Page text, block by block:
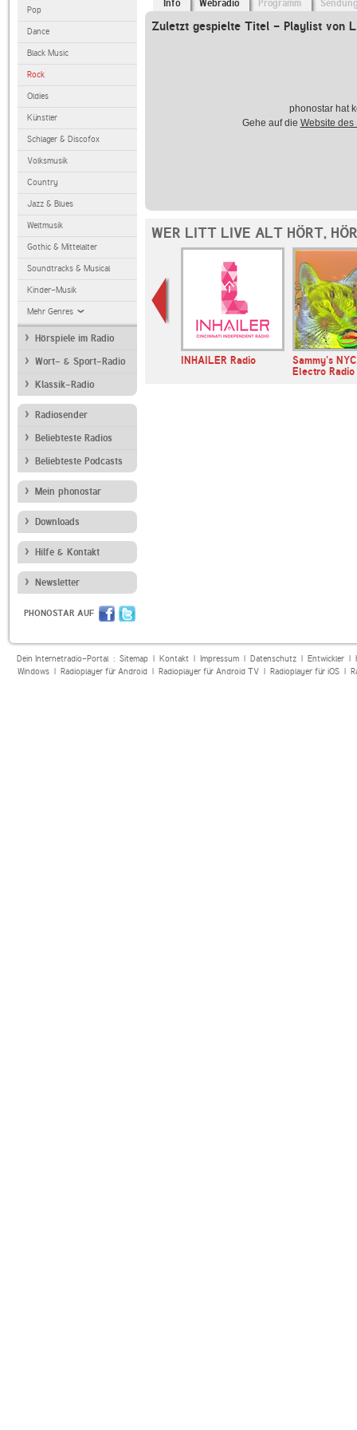
Pop
Dance
Black Music
Rock
Oldies
Künstler
Schlager & Discofox
Volksmusik
Country
Jazz & Blues
Weltmusik
Gothic & Mittelalter
Soundtracks & Musical
Kinder-Musik
Mehr Genres
Hörspiele im Radio
Wort- & Sport-Radio
Klassik-Radio
Radiosender
Beliebteste Radios
Beliebteste Podcasts
Mein phonostar
Downloads
Hilfe & Kontakt
Newsletter
PHONOSTAR AUF
Info Webradio Programm
Zuletzt gespielte Titel - Playlist von
phonostar hat
Gehe auf die Website des
WER LITT LIVE ALT HÖRT,
Pop KPSU INHAILER Radio
Sammy's
Electro Radio
Dein Internetradio-Portal : Sitemap| Kontakt| Impressum| Datenschutz| Entwickler|
Windows| Radioplayer für Android| Radioplayer für Android TV| Radioplayer für iOS|